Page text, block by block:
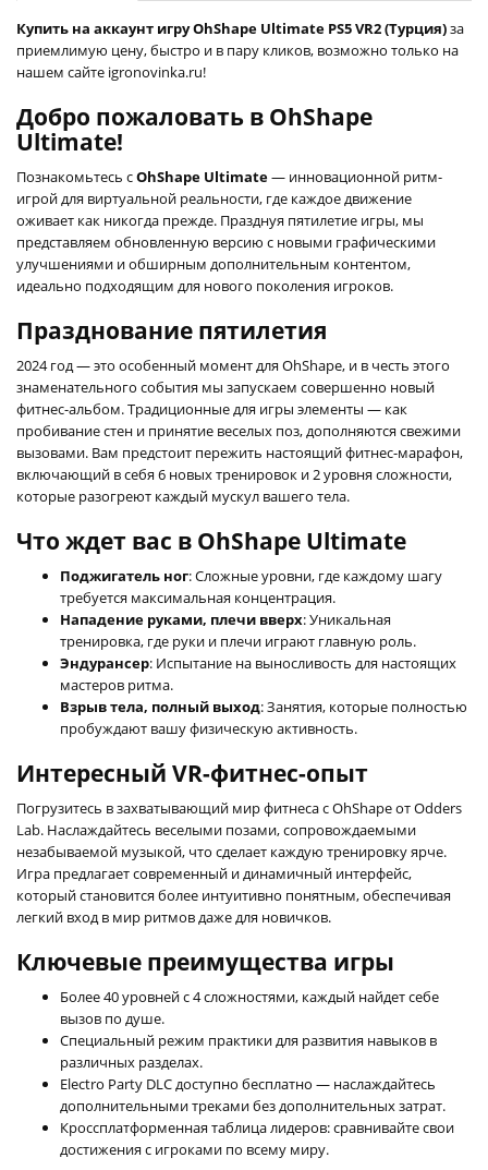
Купить на аккаунт игру OhShape Ultimate PS5 VR2 (Турция)за
приемлимую цену, быстро и в пару кликов, возможно только на
нашем сайте igronovinka.ru!
Добро пожаловать в OhShape
Ultimate!
Познакомьтесь сOhShape Ultimate— инновационной ритм-
игрой для виртуальной реальности, где каждое движение
оживает как никогда прежде. Празднуя пятилетие игры, мы
представляем обновленную версию с новыми графическими
улучшениями и обширным дополнительным контентом,
идеально подходящим для нового поколения игроков.
Празднование пятилетия
2024 год — это особенный момент для OhShape, и в честь этого
знаменательного события мы запускаем совершенно новый
фитнес-альбом. Традиционные для игры элементы — как
пробивание стен и принятие веселых поз, дополняются свежими
вызовами. Вам предстоит пережить настоящий фитнес-марафон,
включающий в себя 6 новых тренировок и 2 уровня сложности,
которые разогреют каждый мускул вашего тела.
Что ждет вас в OhShape Ultimate
Поджигатель ног: Сложные уровни, где каждому шагу
требуется максимальная концентрация.
Нападение руками, плечи вверх: Уникальная
тренировка, где руки и плечи играют главную роль.
Эндурансер: Испытание на выносливость для настоящих
мастеров ритма.
Взрыв тела, полный выход: Занятия, которые полностью
пробуждают вашу физическую активность.
Интересный VR-фитнес-опыт
Погрузитесь в захватывающий мир фитнеса с OhShape от Odders
Lab. Наслаждайтесь веселыми позами, сопровождаемыми
незабываемой музыкой, что сделает каждую тренировку ярче.
Игра предлагает современный и динамичный интерфейс,
который становится более интуитивно понятным, обеспечивая
легкий вход в мир ритмов даже для новичков.
Ключевые преимущества игры
Более 40 уровней с 4 сложностями, каждый найдет себе
вызов по душе.
Специальный режим практики для развития навыков в
различных разделах.
Electro Party DLC доступно бесплатно — наслаждайтесь
дополнительными треками без дополнительных затрат.
Кроссплатформенная таблица лидеров: сравнивайте свои
достижения с игроками по всему миру.